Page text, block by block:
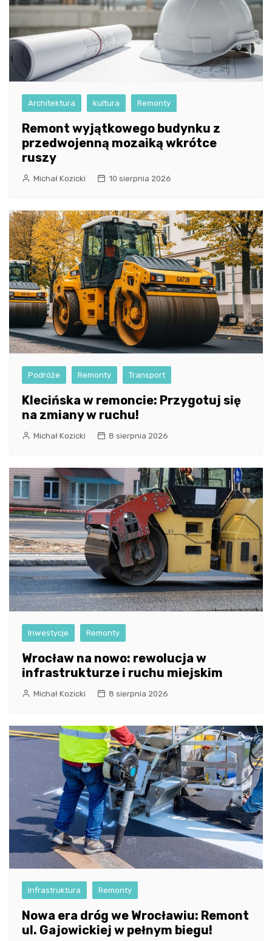
Architektura kultura Remonty
Remont wyjątkowego budynku z
przedwojenną mozaiką wkrótce
ruszy
Michał Kozicki 10 sierpnia 2026
Podróże Remonty Transport
Klecińska w remoncie: Przygotuj się
na zmiany w ruchu!
Michał Kozicki 8 sierpnia 2026
Inwestycje Remonty
Wrocław na nowo: rewolucja w
infrastrukturze i ruchu miejskim
Michał Kozicki 8 sierpnia 2026
Infrastruktura Remonty
Nowa era dróg we Wrocławiu: Remont
ul. Gajowickiej w pełnym biegu!